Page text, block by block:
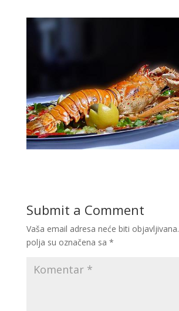
Submit a Comment
Vaša email adresa neće biti objavljivana.
polja su označena sa *